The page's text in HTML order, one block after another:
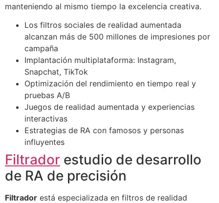
manteniendo al mismo tiempo la excelencia creativa.
Los filtros sociales de realidad aumentada
alcanzan más de 500 millones de impresiones por
campaña
Implantación multiplataforma: Instagram,
Snapchat, TikTok
Optimización del rendimiento en tiempo real y
pruebas A/B
Juegos de realidad aumentada y experiencias
interactivas
Estrategias de RA con famosos y personas
influyentes
Filtrador estudio de desarrollo
de RA de precisión
Filtrador está especializada en filtros de realidad